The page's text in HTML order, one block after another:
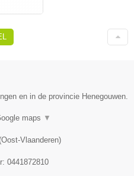
en in de provincie Henegouwen.
maps ▼
Oost-Vlaanderen)
0441872810